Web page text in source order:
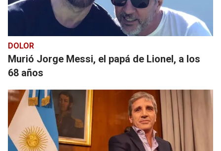
DOLOR
Murió Jorge Messi, el papá de Lionel, a los
68 años